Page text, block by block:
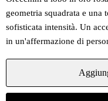
geometria squadrata e una
sofisticata intensità. Un
in un'affermazione di